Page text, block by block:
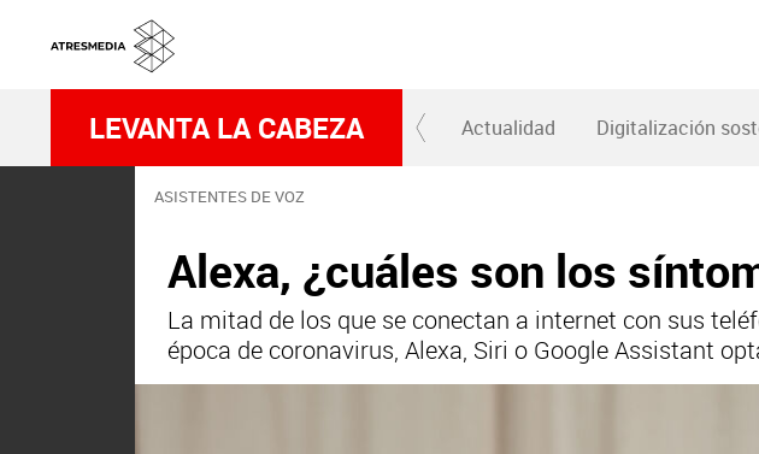
LEVANTA LA CABEZA Actualidad Digitalización
ASISTENTES DE VOZ
Alexa, ¿cuáles son los
La mitad de los que se conectan a internet con sus
época de coronavirus, Alexa, Siri o Google Assistant